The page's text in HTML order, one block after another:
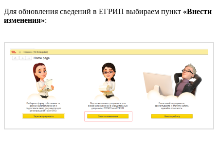
Для обновления сведений в ЕГРИП выбираем пункт «Внести
изменения»: